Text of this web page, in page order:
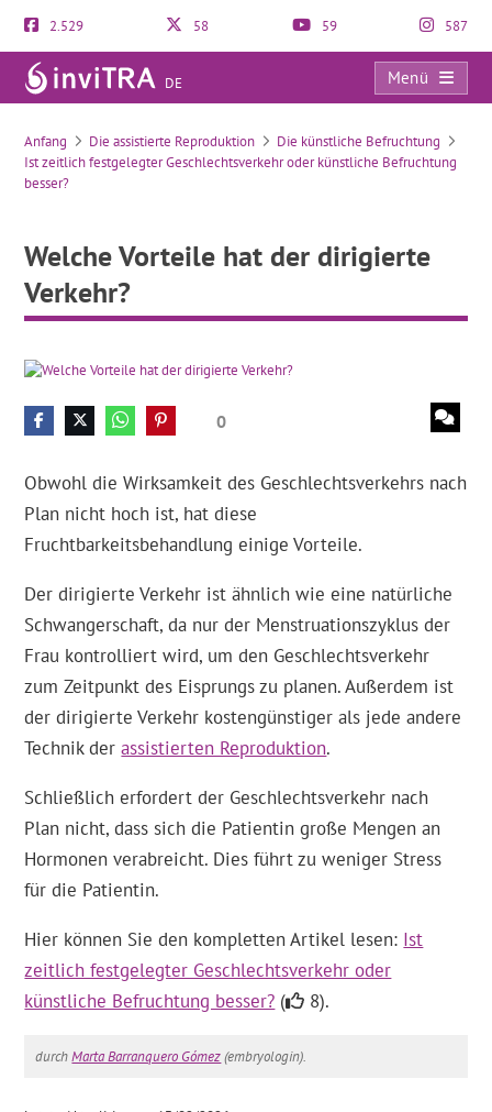
2.529 58 59 587
DE
Menü
Welche Vorteile hat der dirigierte Verkehr?
Anfang Die assistierte Reproduktion
Die künstliche Befruchtung
Ist zeitlich festgelegter Geschlechtsverkehr oder künstliche Befruchtung
besser?
Welche Vorteile hat der dirigierte
Verkehr?
0
Obwohl die Wirksamkeit des Geschlechtsverkehrs nach
Plan nicht hoch ist, hat diese
Fruchtbarkeitsbehandlung einige Vorteile.
Der dirigierte Verkehr ist ähnlich wie eine natürliche
Schwangerschaft, da nur der Menstruationszyklus der
Frau kontrolliert wird, um den Geschlechtsverkehr
zum Zeitpunkt des Eisprungs zu planen. Außerdem ist
der dirigierte Verkehr kostengünstiger als jede andere
Technik derassistierten Reproduktion.
Schließlich erfordert der Geschlechtsverkehr nach
Plan nicht, dass sich die Patientin große Mengen an
Hormonen verabreicht. Dies führt zu weniger Stress
für die Patientin.
Hier können Sie den kompletten Artikel lesen: Ist
zeitlich festgelegter Geschlechtsverkehr oder
künstliche Befruchtung besser? ( 8).
durchMarta Barranquero Gómez(embryologin).